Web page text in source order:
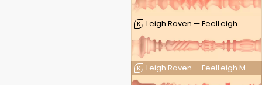
K Leigh Raven — FeelLeigh
K Leigh Raven — FeelLeigh Mouth